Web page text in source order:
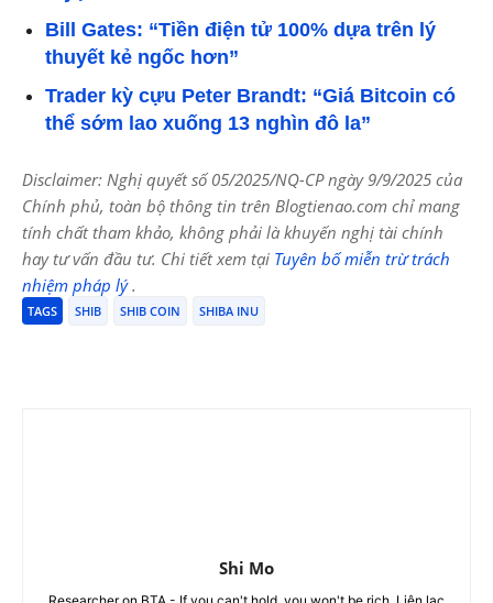
Bill Gates: “Tiền điện tử 100% dựa trên lý
thuyết kẻ ngốc hơn”
Trader kỳ cựu Peter Brandt: “Giá Bitcoin có
thể sớm lao xuống 13 nghìn đô la”
Disclaimer: Nghị quyết số 05/2025/NQ-CP ngày 9/9/2025 của
Chính phủ, toàn bộ thông tin trên Blogtienao.com chỉ mang
tính chất tham khảo, không phải là khuyến nghị tài chính
hay tư vấn đầu tư. Chi tiết xem tại Tuyên bố miễn trừ trách
nhiệm pháp lý.
TAGS SHIB SHIB COIN SHIBA INU
Shi Mo
Researcher on BTA - If you can't hold, you won't be rich. Liên lạc